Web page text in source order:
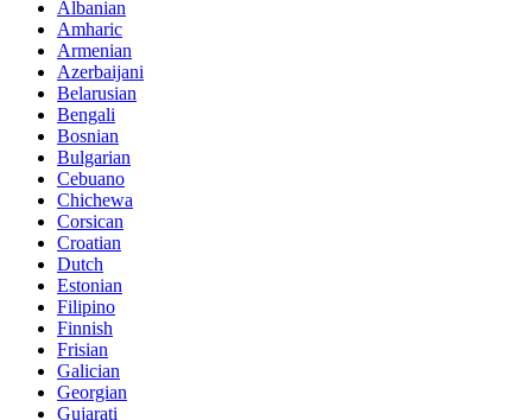
Albanian
Amharic
Armenian
Azerbaijani
Belarusian
Bengali
Bosnian
Bulgarian
Cebuano
Chichewa
Corsican
Croatian
Dutch
Estonian
Filipino
Finnish
Frisian
Galician
Georgian
Gujarati